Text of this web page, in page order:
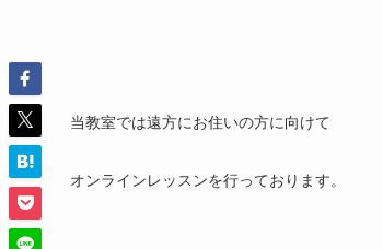
当教室では遠方にお住いの方に向けて
オンラインレッスンを行っております。